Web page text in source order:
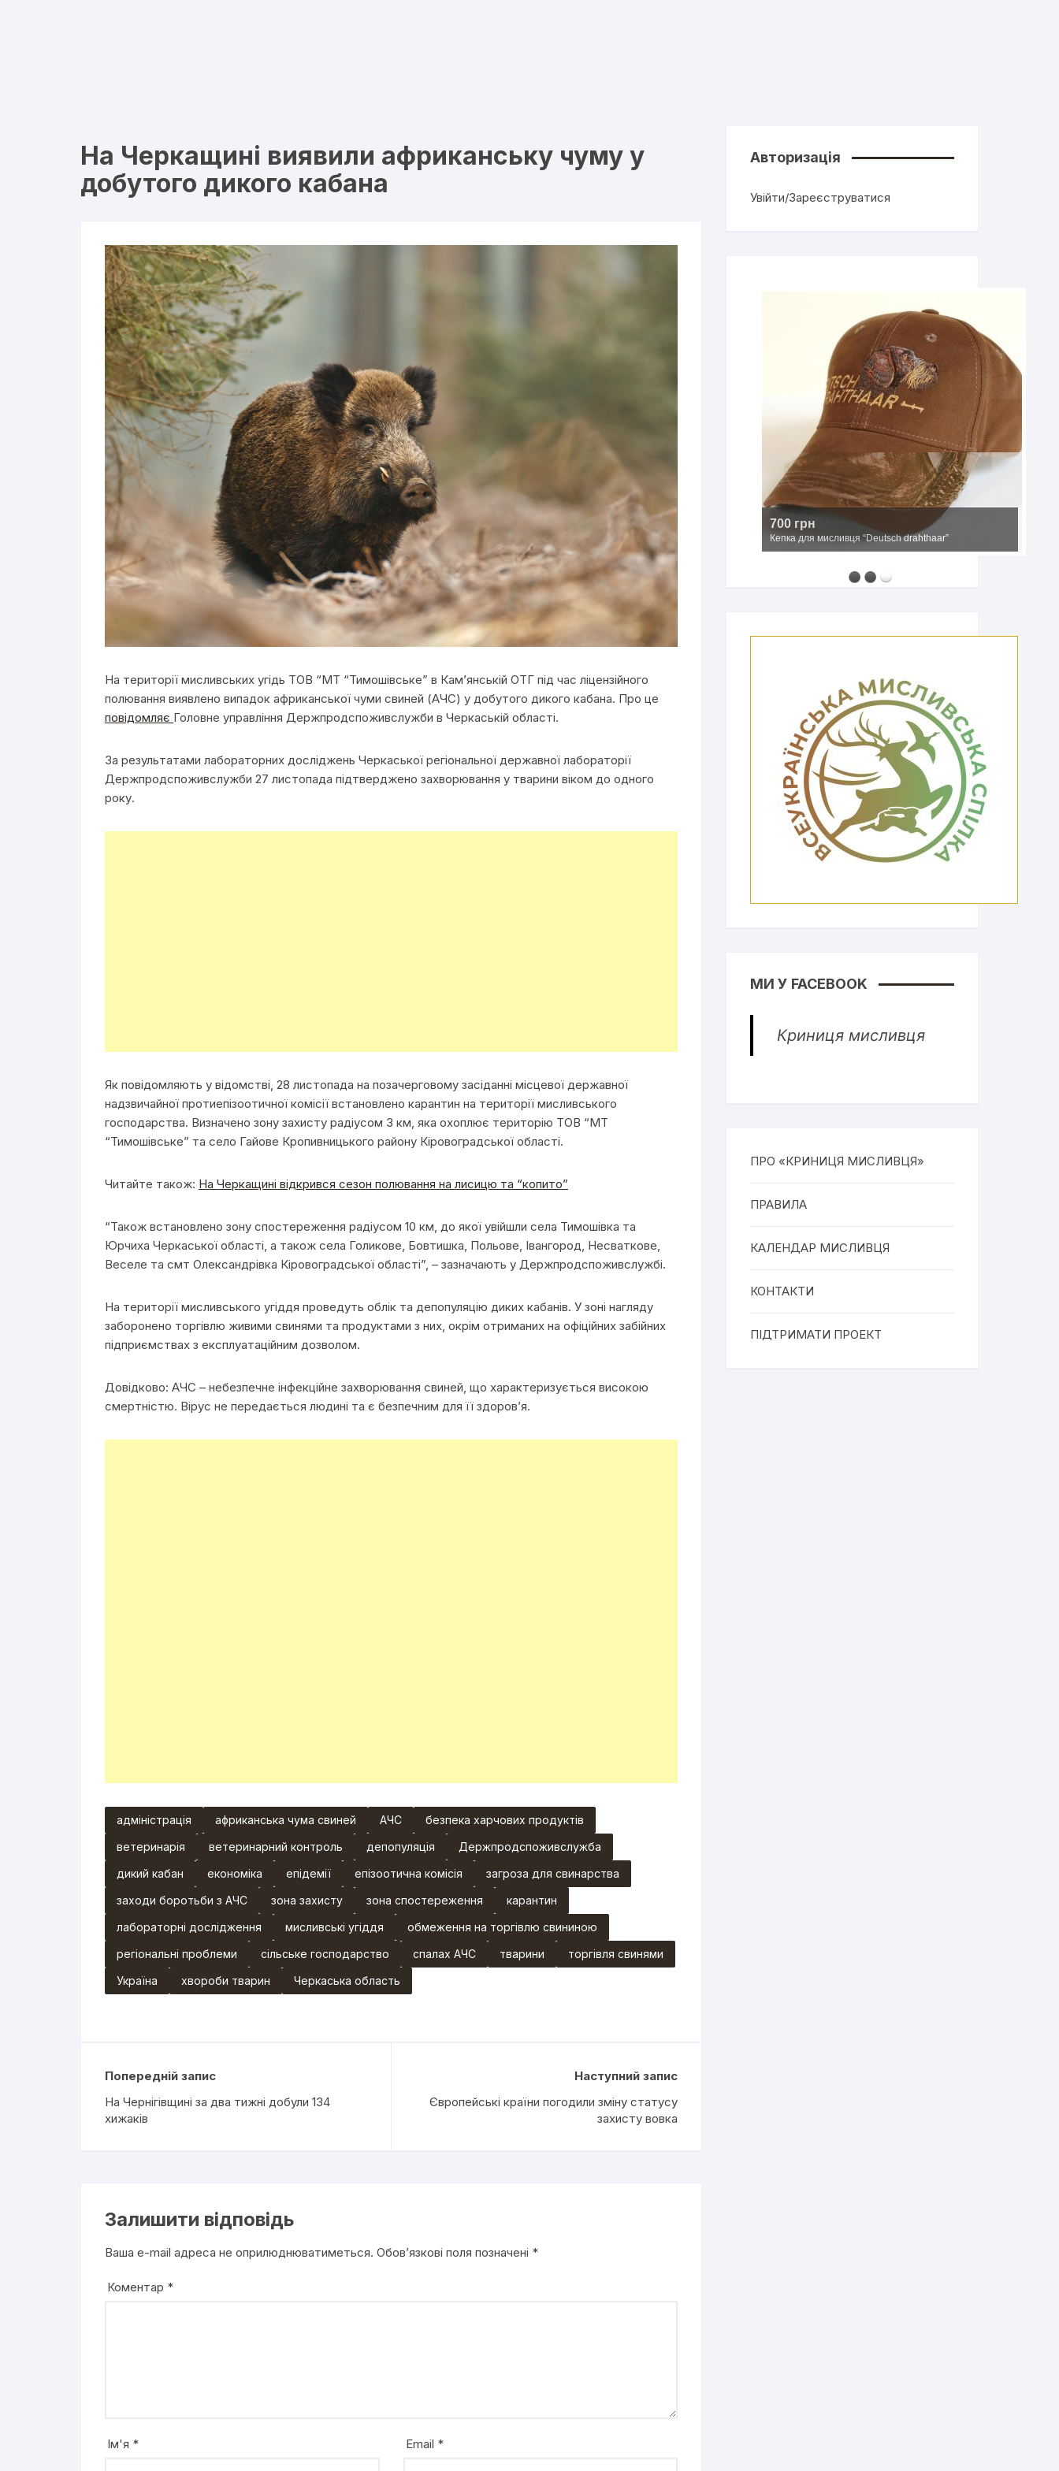
На Черкащині виявили африканську чуму у
добутого дикого кабана
На території мисливських угідь ТОВ “МТ “Тимошівське” в Кам’янській ОТГ під час ліцензійного
полювання виявлено випадок африканської чуми свиней (АЧС) у добутого дикого кабана. Про це
повідомляє Головне управління Держпродспоживслужби в Черкаській області.
За результатами лабораторних досліджень Черкаської регіональної державної лабораторії
Держпродспоживслужби 27 листопада підтверджено захворювання у тварини віком до одного
року.
Як повідомляють у відомстві, 28 листопада на позачерговому засіданні місцевої державної
надзвичайної протиепізоотичної комісії встановлено карантин на території мисливського
господарства. Визначено зону захисту радіусом 3 км, яка охоплює територію ТОВ “МТ
“Тимошівське” та село Гайове Кропивницького району Кіровоградської області.
Читайте також: На Черкащині відкрився сезон полювання на лисицю та “копито”
“Також встановлено зону спостереження радіусом 10 км, до якої увійшли села Тимошівка та
Юрчиха Черкаської області, а також села Голикове, Бовтишка, Польове, Івангород, Несваткове,
Веселе та смт Олександрівка Кіровоградської області”, – зазначають у Держпродспоживслужбі.
На території мисливського угіддя проведуть облік та депопуляцію диких кабанів. У зоні нагляду
заборонено торгівлю живими свинями та продуктами з них, окрім отриманих на офіційних забійних
підприємствах з експлуатаційним дозволом.
Довідково: АЧС – небезпечне інфекційне захворювання свиней, що характеризується високою
смертністю. Вірус не передається людині та є безпечним для її здоров’я.
адміністрація африканська чума свиней АЧС
безпека харчових продуктів
ветеринарія
ветеринарний контроль депопуляція
Держпродспоживслужба
дикий кабан
економіка епідемії епізоотична комісія
загроза для свинарства
заходи боротьби з АЧС
зона захисту зона спостереження
карантин
лабораторні дослідження
мисливські угіддя
обмеження на торгівлю свининою
регіональні проблеми
сільське господарство спалах АЧС тварини
торгівля свинями
Україна
хвороби тварин Черкаська область
Попередній запис
На Чернігівщині за два тижні добули 134
хижаків
Наступний запис
Європейські країни погодили зміну статусу
захисту вовка
Залишити відповідь
Ваша e-mail адреса не оприлюднюватиметься. Обов’язкові поля позначені *
Коментар *
Ім'я * Email *
Авторизація
Увійти/Зареєструватися
2500 грн
Мисливський капелюх з широкими полями
МИ У FACEBOOK
Криниця мисливця
ПРО «КРИНИЦЯ МИСЛИВЦЯ»
ПРАВИЛА
КАЛЕНДАР МИСЛИВЦЯ
КОНТАКТИ
ПІДТРИМАТИ ПРОЕКТ